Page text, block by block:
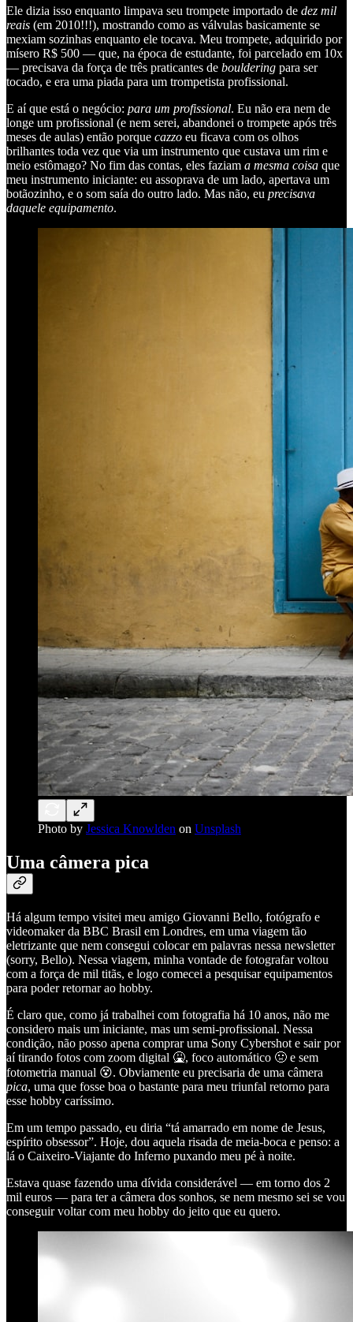
Ele dizia isso enquanto limpava seu trompete importado de dez mil
reais (em 2010!!!), mostrando como as válvulas basicamente se
mexiam sozinhas enquanto ele tocava. Meu trompete, adquirido por
mísero R$ 500 — que, na época de estudante, foi parcelado em 10x
— precisava da força de três praticantes de bouldering para ser
tocado, e era uma piada para um trompetista profissional.
E aí que está o negócio: para um profissional. Eu não era nem de
longe um profissional (e nem serei, abandonei o trompete após três
meses de aulas) então porque cazzo eu ficava com os olhos
brilhantes toda vez que via um instrumento que custava um rim e
meio estômago? No fim das contas, eles faziam a mesma coisa que
meu instrumento iniciante: eu assoprava de um lado, apertava um
botãozinho, e o som saía do outro lado. Mas não, eu precisava
daquele equipamento.
Photo by Jessica Knowlden on Unsplash
Uma câmera pica
Há algum tempo visitei meu amigo Giovanni Bello, fotógrafo e
videomaker da BBC Brasil em Londres, em uma viagem tão
eletrizante que nem consegui colocar em palavras nessa newsletter
(sorry, Bello). Nessa viagem, minha vontade de fotografar voltou
com a força de mil titãs, e logo comecei a pesquisar equipamentos
para poder retornar ao hobby.
É claro que, como já trabalhei com fotografia há 10 anos, não me
considero mais um iniciante, mas um semi-profissional. Nessa
condição, não posso apena comprar uma Sony Cybershot e sair por
aí tirando fotos com zoom digital 🤮, foco automático 🤢 e sem
fotometria manual 😵. Obviamente eu precisaria de uma câmera
pica, uma que fosse boa o bastante para meu triunfal retorno para
esse hobby caríssimo.
Em um tempo passado, eu diria “tá amarrado em nome de Jesus,
espírito obsessor”. Hoje, dou aquela risada de meia-boca e penso: a
lá o Caixeiro-Viajante do Inferno puxando meu pé à noite.
Estava quase fazendo uma dívida considerável — em torno dos 2
mil euros — para ter a câmera dos sonhos, se nem mesmo sei se vou
conseguir voltar com meu hobby do jeito que eu quero.